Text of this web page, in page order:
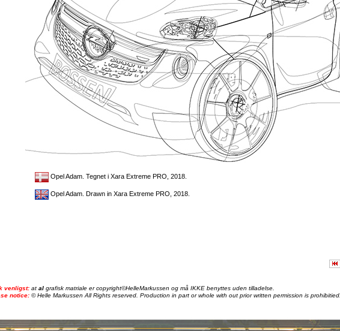
Opel Adam. Tegnet i Xara Extreme PRO, 2018.
Opel Adam. Drawn in Xara Extreme PRO, 2018.
venligst:at al grafisk matriale er copyright©HelleMarkussen og må IKKE benyttes uden tilladelse.
notice:© Helle Markussen All Rights reserved. Production in part or whole with out prior written permission is prohibitied.